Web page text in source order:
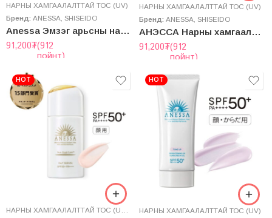
НАРНЫ ХАМГААЛАЛТТАЙ ТОС (UV)
Бренд: ANESSA SHISEIDO
Anessa Эмзэг арьсны нарны тос – Mild Gel SPF35, PA+++
91,200₮(912
пойнт)
НАРНЫ ХАМГААЛАЛТТАЙ ТОС (UV)
Бренд: ANESSA SHISEIDO
АНЭССА Нарны хамгаалалттай Гел
91,200₮(912
пойнт)
HOT
СУУРЬ БУДАГ
HOT
НАРНЫ ХАМГААЛАЛТТАЙ ТОС (UV)